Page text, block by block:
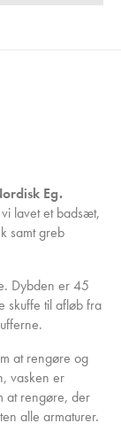
Eg.
lavet et badsæt,
samt greb
Dybden er 45
skuffe til afløb fra
at rengøre og
vasken er
at rengøre, der
alle armaturer.